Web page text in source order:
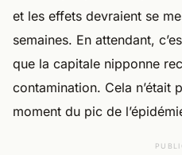
et les effets devraient se
semaines. En attendant,
que la capitale nipponne
contamination. Cela n’était
moment du pic de